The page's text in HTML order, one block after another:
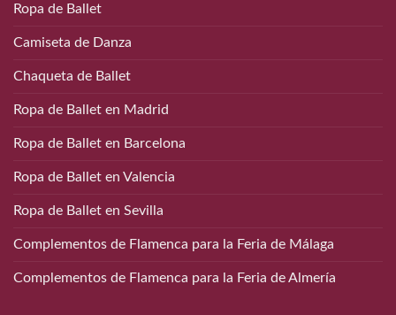
Ropa de Ballet
Camiseta de Danza
Chaqueta de Ballet
Ropa de Ballet en Madrid
Ropa de Ballet en Barcelona
Ropa de Ballet en Valencia
Ropa de Ballet en Sevilla
Complementos de Flamenca para la Feria de Málaga
Complementos de Flamenca para la Feria de Almería